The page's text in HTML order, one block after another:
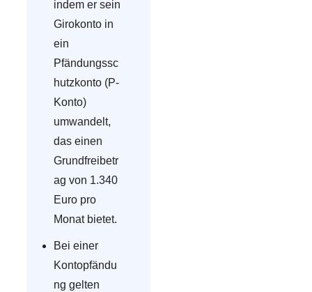
indem er sein
Girokonto in
ein
Pfändungssc
hutzkonto (P-
Konto)
umwandelt,
das einen
Grundfreibetr
ag von 1.340
Euro pro
Monat bietet.
Bei einer
Kontopfändu
ng gelten